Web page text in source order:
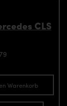
CLS
Warenkorb